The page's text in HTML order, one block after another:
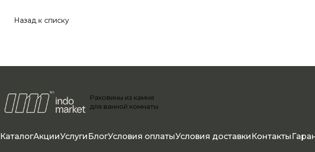
Назад к списку
Раковины из камня
для ванной комнаты
КаталогАкцииУслуги БлогУсловия оплатыУсловия доставки Контакты